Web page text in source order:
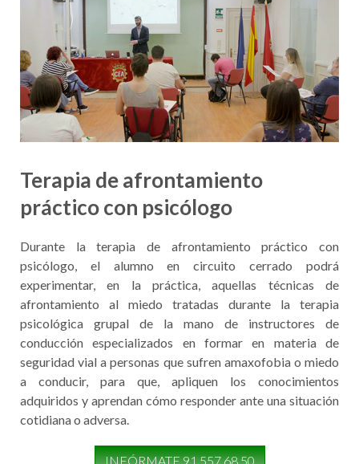
Terapia de afrontamiento
práctico con psicólogo
Durante la terapia de afrontamiento práctico con
psicólogo, el alumno en circuito cerrado podrá
experimentar, en la práctica, aquellas técnicas de
afrontamiento al miedo tratadas durante la terapia
psicológica grupal de la mano de instructores de
conducción especializados en formar en materia de
seguridad vial a personas que sufren amaxofobia o miedo
a conducir, para que, apliquen los conocimientos
adquiridos y aprendan cómo responder ante una situación
cotidiana o adversa.
INFÓRMATE 91 557 68 50